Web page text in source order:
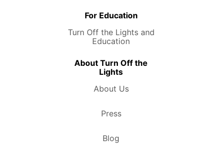
For Education
Turn Off the Lights and
Education
About Turn Off the
Lights
About Us
Press
Blog